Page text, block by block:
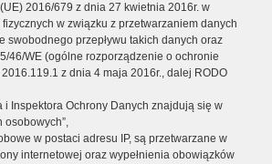
2016/679 z dnia 27 kwietnia 2016r. w
w związku z przetwarzaniem danych
swobodnego przepływu takich danych oraz
46/WE (ogólne rozporządzenie o ochronie
z dnia 4 maja 2016r., dalej RODO
i Inspektora Ochrony Danych znajdują się w
osobowych”,
w postaci adresu IP, są przetwarzane w
internetowej oraz wypełnienia obowiązków